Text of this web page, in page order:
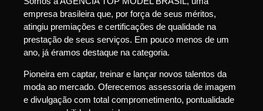
empresa brasileira que, por força de seus méritos,
atingiu premiações e certificações de qualidade na
prestação de seus serviços. Em pouco menos de um
ano, já éramos destaque na categoria.
Pioneira em captar, treinar e lançar novos talentos da
moda ao mercado. Oferecemos assessoria de imagem
e divulgação com total comprometimento, pontualidade